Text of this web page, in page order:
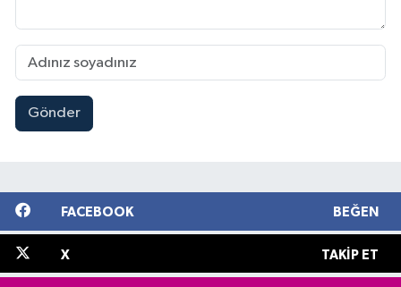
Gönder
FACEBOOK BEĞEN
X TAKIP ET